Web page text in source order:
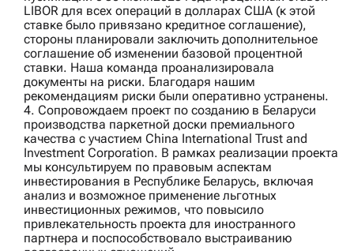
LIBOR для всех операций в долларах США (к этой
ставке было привязано кредитное соглашение),
стороны планировали заключить дополнительное
соглашение об изменении базовой процентной
ставки. Наша команда проанализировала
документы на риски. Благодаря нашим
рекомендациям риски были оперативно устранены.
4. Сопровождаем проект по созданию в Беларуси
производства паркетной доски премиального
качества с участием China International Trust and
Investment Corporation. В рамках реализации проекта
мы консультируем по правовым аспектам
инвестирования в Республике Беларусь, включая
анализ и возможное применение льготных
инвестиционных режимов, что повысило
привлекательность проекта для иностранного
партнера и поспособствовало выстраиванию